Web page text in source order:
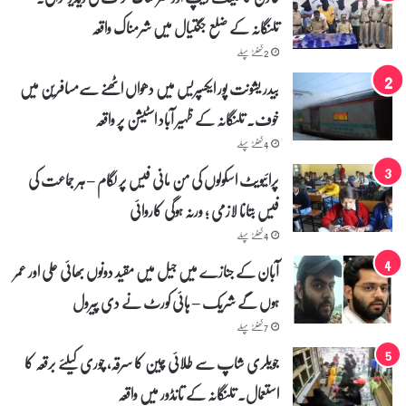
ر
ا
س
و
س
ا
ی
ش
ن
ک
ی
ی
ا
د
د
ا
ش
ت
تلنگانہ کے ضلع جگتیال میں شرمناک واقعہ
2 گھنٹے پہلے
بیدر یشونت پور ایکسپریس میں دھواں اٹھنے سے‌مسافرین میں
خوف۔ تلنگانہ کے ظہیر آباد اسٹیشن پر واقعہ
4 گھنٹے پہلے
پرائیویٹ اسکولوں کی من مانی فیس پر لگام – ہر جماعت کی
فیس بتانا لازمی ؛ ورنہ ہوگی کاروائی
4 گھنٹے پہلے
آبان کے جنازے میں جیل میں مقید دونوں بھائی علی اور عمر
ہوں گے شریک – ہائی کورٹ نے دی پیرول
7 گھنٹے پہلے
جویلری شاپ سے طلائی چین کا سرقہ، چوری کیلئے برقعہ کا
استعمال۔ تلنگانہ کے تانڈور میں واقعہ